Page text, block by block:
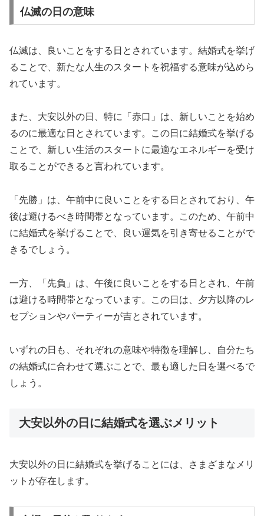
仏滅の日の意味
仏滅は、良いことをする日とされています。結婚式を挙げ
ることで、新たな人生のスタートを祝福する意味が込めら
れています。
また、大安以外の日、特に「赤口」は、新しいことを始め
るのに最適な日とされています。この日に結婚式を挙げる
ことで、新しい生活のスタートに最適なエネルギーを受け
取ることができると言われています。
「先勝」は、午前中に良いことをする日とされており、午
後は避けるべき時間帯となっています。このため、午前中
に結婚式を挙げることで、良い運気を引き寄せることがで
きるでしょう。
一方、「先負」は、午後に良いことをする日とされ、午前
は避ける時間帯となっています。この日は、夕方以降のレ
セプションやパーティーが吉とされています。
いずれの日も、それぞれの意味や特徴を理解し、自分たち
の結婚式に合わせて選ぶことで、最も適した日を選べるで
しょう。
大安以外の日に結婚式を選ぶメリット
大安以外の日に結婚式を挙げることには、さまざまなメリ
ットが存在します。